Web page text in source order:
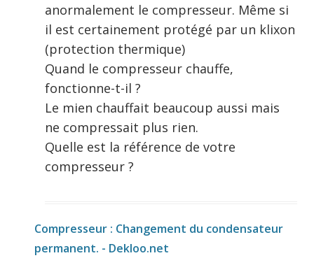
anormalement le compresseur. Même si
il est certainement protégé par un klixon
(protection thermique)
Quand le compresseur chauffe,
fonctionne-t-il ?
Le mien chauffait beaucoup aussi mais
ne compressait plus rien.
Quelle est la référence de votre
compresseur ?
Compresseur : Changement du condensateur
permanent. - Dekloo.net